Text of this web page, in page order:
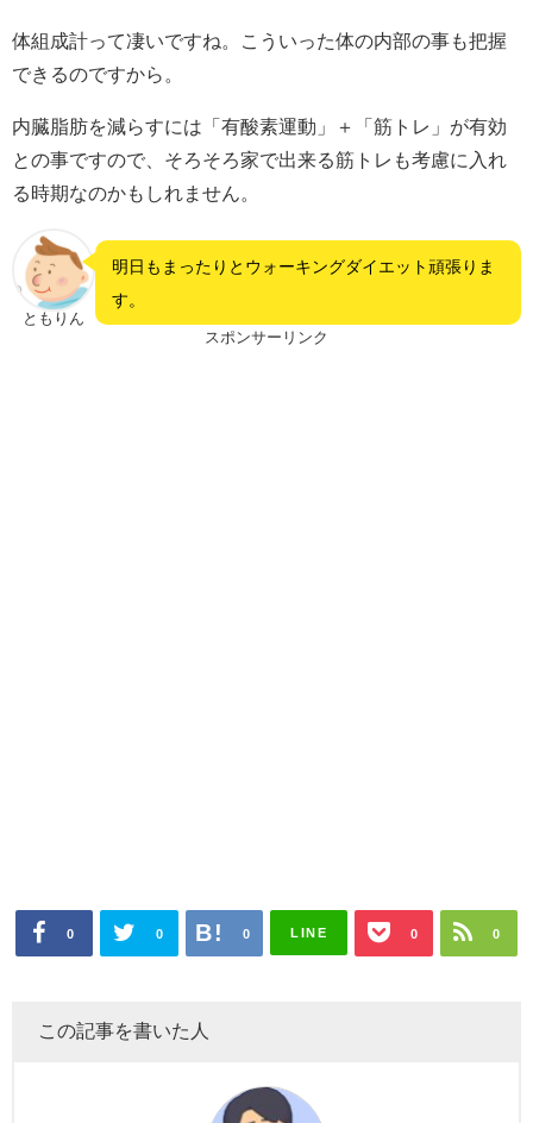
体組成計って凄いですね。こういった体の内部の事も把握
できるのですから。
内臓脂肪を減らすには「有酸素運動」＋「筋トレ」が有効
との事ですので、そろそろ家で出来る筋トレも考慮に入れ
る時期なのかもしれません。
ともりん
明日もまったりとウォーキングダイエット頑張りま
す。
スポンサーリンク
0 0 0 LINE 0 0
この記事を書いた人